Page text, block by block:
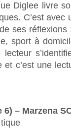
Diglee livre
C’est avec
ses
sport à
c’est une
– Marzena